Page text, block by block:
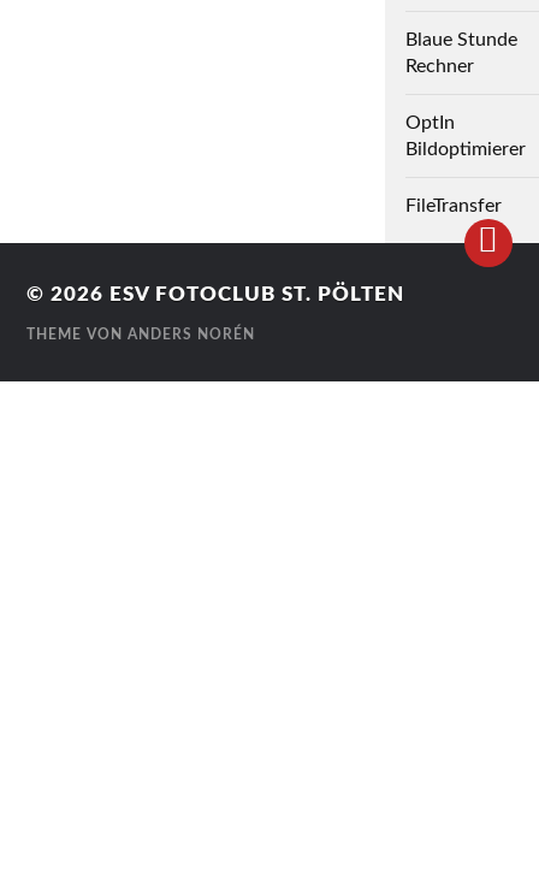
Blaue Stunde
Rechner
OptIn
Bildoptimierer
FileTransfer
© 2026 ESV FOTOCLUB ST. PÖLTEN
THEME VONANDERS NORÉN